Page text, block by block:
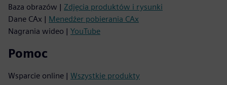
Baza obrazów | Zdjęcia produktów i rysunki
Dane CAx | Menedżer pobierania CAx
Nagrania wideo | YouTube
Pomoc
Wsparcie online | Wszystkie produkty